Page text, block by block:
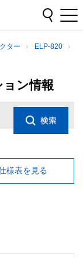
ター ELP-820
ン情報
様表を見る